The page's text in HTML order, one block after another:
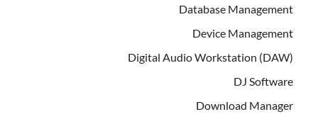
Database Management
Device Management
Digital Audio Workstation (DAW)
DJ Software
Download Manager